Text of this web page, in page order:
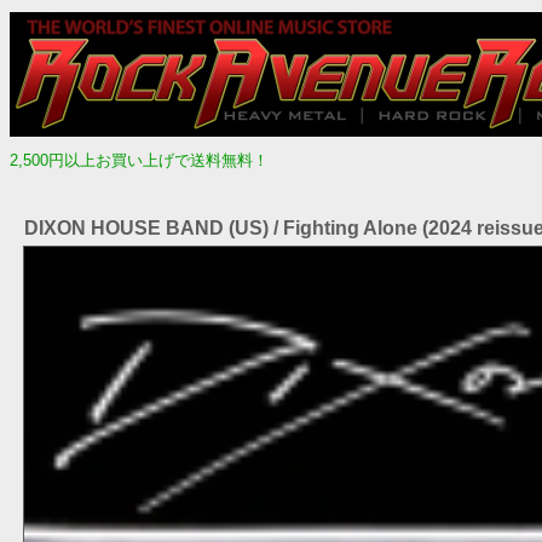
2,500円以上お買い上げで送料無料！
DIXON HOUSE BAND (US) / Fighting Alone (2024